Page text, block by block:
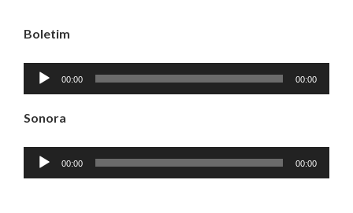
Boletim
Tocador
de
áudio
00:00 00:00
Sonora
Tocador
de
00:00 00:00